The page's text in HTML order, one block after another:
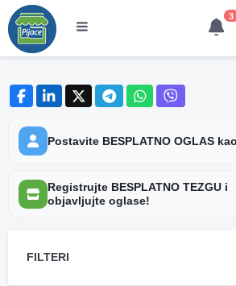
3
Postavite BESPLATNO OGLAS
Registrujte BESPLATNO TEZGU i
objavljujte oglase!
FILTERI